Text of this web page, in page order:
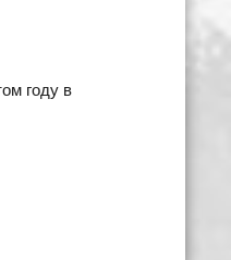
году в